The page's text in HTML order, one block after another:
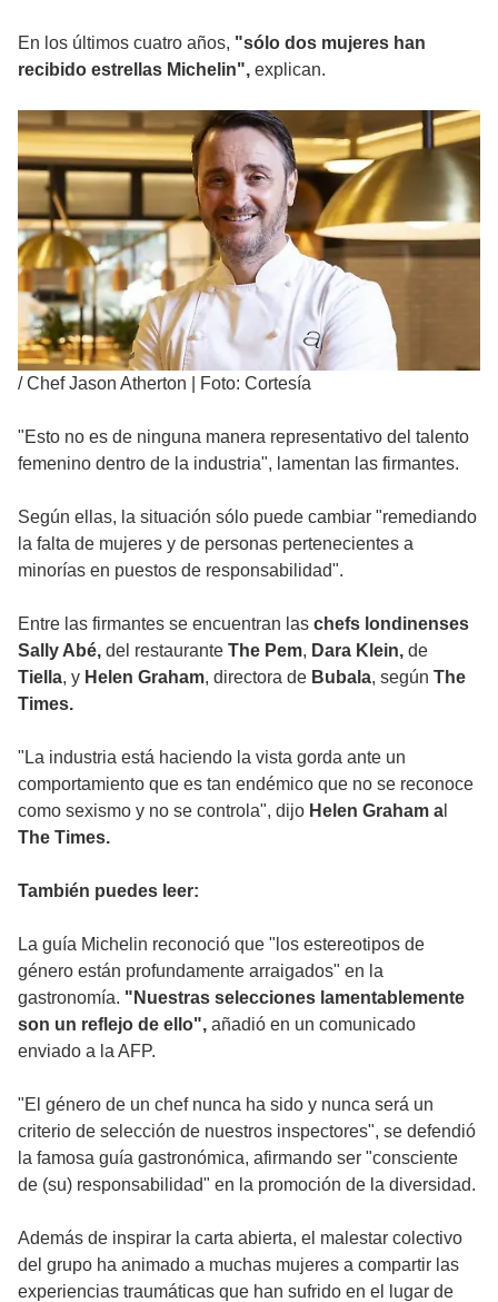
En los últimos cuatro años, "sólo dos mujeres han
recibido estrellas Michelin", explican.
/Chef Jason Atherton | Foto: Cortesía
"Esto no es de ninguna manera representativo del talento
femenino dentro de la industria", lamentan las firmantes.
Según ellas, la situación sólo puede cambiar "remediando
la falta de mujeres y de personas pertenecientes a
minorías en puestos de responsabilidad".
Entre las firmantes se encuentran las chefs londinenses
Sally Abé, del restaurante The Pem, Dara Klein, de
Tiella, y Helen Graham, directora de Bubala, según The
Times.
"La industria está haciendo la vista gorda ante un
comportamiento que es tan endémico que no se reconoce
como sexismo y no se controla", dijo Helen Graham a
The Times.
También puedes leer:
La guía Michelin reconoció que "los estereotipos de
género están profundamente arraigados" en la
gastronomía. "Nuestras selecciones lamentablemente
son un reflejo de ello", añadió en un comunicado
enviado a la AFP.
"El género de un chef nunca ha sido y nunca será un
criterio de selección de nuestros inspectores", se defendió
la famosa guía gastronómica, afirmando ser "consciente
de (su) responsabilidad" en la promoción de la diversidad.
Además de inspirar la carta abierta, el malestar colectivo
del grupo ha animado a muchas mujeres a compartir las
experiencias traumáticas que han sufrido en el lugar de